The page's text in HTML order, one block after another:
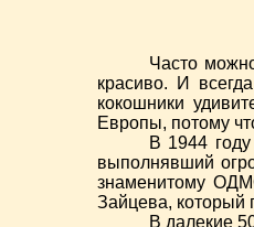
Часто
красиво. И
кокошники
Европы, потому
В 1944
выполнявший
знаменитому
Зайцева, который
В далекие